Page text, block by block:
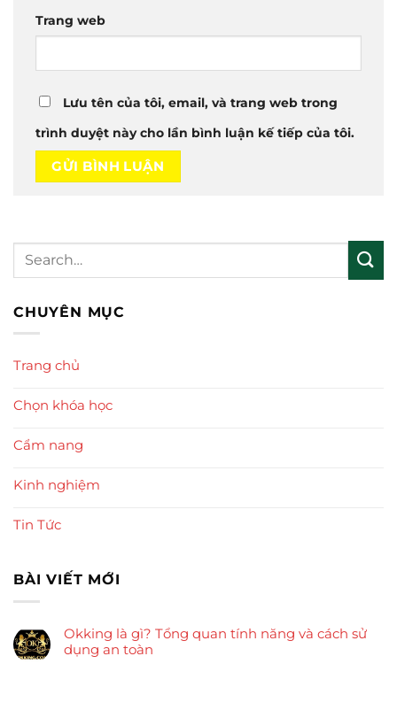
Trang web
Lưu tên của tôi, email, và trang web trong
trình duyệt này cho lần bình luận kế tiếp của tôi.
CHUYÊN MỤC
Trang chủ
Chọn khóa học
Cẩm nang
Kinh nghiệm
Tin Tức
BÀI VIẾT MỚI
Okking là gì? Tổng quan tính năng và cách sử
dụng an toàn